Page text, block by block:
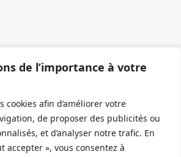
de l’importance à votre
cookies afin d’améliorer votre
de proposer des publicités ou
et d’analyser notre trafic. En
accepter », vous consentez à